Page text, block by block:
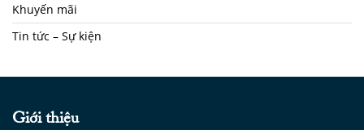
Khuyến mãi
Tin tức – Sự kiện
Giới thiệu